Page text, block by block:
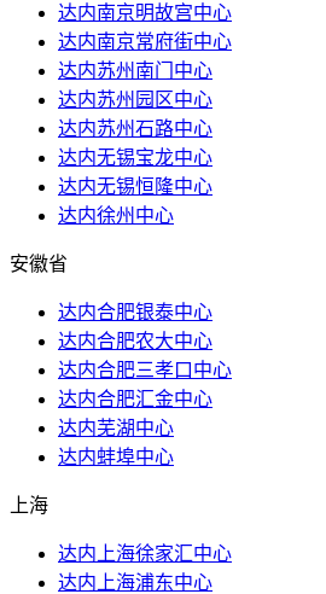
达内南京明故宫中心
达内南京常府街中心
达内苏州南门中心
达内苏州园区中心
达内苏州石路中心
达内无锡宝龙中心
达内无锡恒隆中心
达内徐州中心
安徽省
达内合肥银泰中心
达内合肥农大中心
达内合肥三孝口中心
达内合肥汇金中心
达内芜湖中心
达内蚌埠中心
上海
达内上海徐家汇中心
达内上海浦东中心